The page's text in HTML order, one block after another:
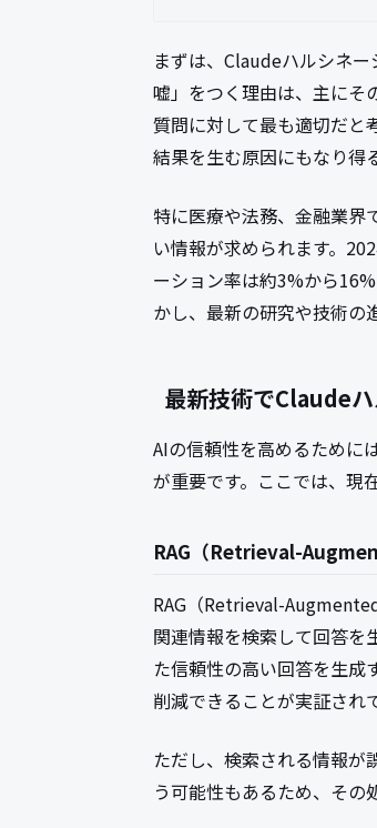
まずは、Claudeハルシネ
嘘」をつく理由は、主にそ
質問に対して最も適切だと
結果を生む原因にもなり得
特に医療や法務、金融業界
い情報が求められます。
ーション率は約3%から
かし、最新の研究や技術の
最新技術でClaude
AIの信頼性を高めるために
が重要です。ここでは、現
RAG（Retrieval-
RAG（Retrieval-
関連情報を検索して回答を
た信頼性の高い回答を生成
削減できることが実証され
ただし、検索される情報が
う可能性もあるため、その